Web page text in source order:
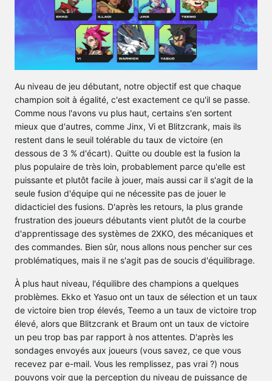
Au niveau de jeu débutant, notre objectif est que chaque
champion soit à égalité, c'est exactement ce qu'il se passe.
Comme nous l'avons vu plus haut, certains s'en sortent
mieux que d'autres, comme Jinx, Vi et Blitzcrank, mais ils
restent dans le seuil tolérable du taux de victoire (en
dessous de 3 % d'écart). Quitte ou double est la fusion la
plus populaire de très loin, probablement parce qu'elle est
puissante et plutôt facile à jouer, mais aussi car il s'agit de la
seule fusion d'équipe qui ne nécessite pas de jouer le
didacticiel des fusions. D'après les retours, la plus grande
frustration des joueurs débutants vient plutôt de la courbe
d'apprentissage des systèmes de 2XKO, des mécaniques et
des commandes. Bien sûr, nous allons nous pencher sur ces
problématiques, mais il ne s'agit pas de soucis d'équilibrage.
À plus haut niveau, l'équilibre des champions a quelques
problèmes. Ekko et Yasuo ont un taux de sélection et un taux
de victoire bien trop élevés, Teemo a un taux de victoire trop
élevé, alors que Blitzcrank et Braum ont un taux de victoire
un peu trop bas par rapport à nos attentes. D'après les
sondages envoyés aux joueurs (vous savez, ce que vous
recevez par e-mail. Vous les remplissez, pas vrai ?) nous
pouvons voir que la perception du niveau de puissance de